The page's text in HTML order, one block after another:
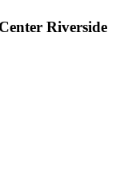
Riverside